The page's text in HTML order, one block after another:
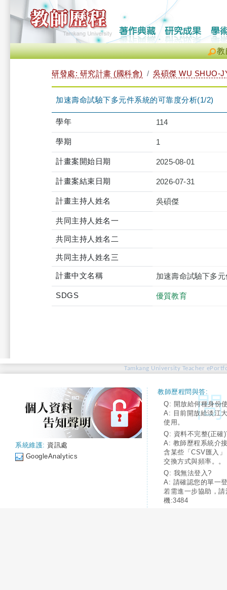
教
研發處: 研究計畫 (國科會) 吳碩傑 WU SHUO-
加速壽命試驗下多元件系統的可靠度分析(1/2)
學年 114
學期 1
計畫案開始日期 2025-08-01
計畫案結束日期 2026-07-31
計畫主持人姓名 吳碩傑
共同主持人姓名一
共同主持人姓名二
共同主持人姓名三
計畫中文名稱 加速壽命試驗下多
SDGS 優質教育
Tamkang University Teacher
系統維護: 資訊處
GoogleAnalytics
教師歷程問與答:
Q: 開放給何種身份
A: 目前開放給淡江
使用。
Q: 資料不完整(正確
A: 教師歷程系統介
含某些「CSV匯入
交換方式與頻率。。
Q: 我無法登入?
A: 請確認您的單一
若需進一步協助，
機:3484